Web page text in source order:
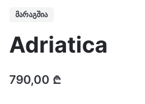
ᲛᲐᲠᲐᲒᲨᲘᲐ
Adriatica
790,00 ₾